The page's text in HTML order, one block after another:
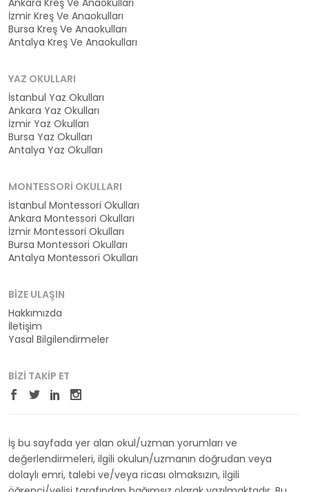
Ankara Kreş Ve Anaokulları
İzmir Kreş Ve Anaokulları
Bursa Kreş Ve Anaokulları
Antalya Kreş Ve Anaokulları
YAZ OKULLARI
İstanbul Yaz Okulları
Ankara Yaz Okulları
İzmir Yaz Okulları
Bursa Yaz Okulları
Antalya Yaz Okulları
MONTESSORI OKULLARI
İstanbul Montessori Okulları
Ankara Montessori Okulları
İzmir Montessori Okulları
Bursa Montessori Okulları
Antalya Montessori Okulları
BIZE ULAŞIN
Hakkımızda
İletişim
Yasal Bilgilendirmeler
BIZI TAKIP ET
İş bu sayfada yer alan okul/uzman yorumları ve
değerlendirmeleri, ilgili okulun/uzmanın doğrudan veya
dolaylı emri, talebi ve/veya ricası olmaksızın, ilgili